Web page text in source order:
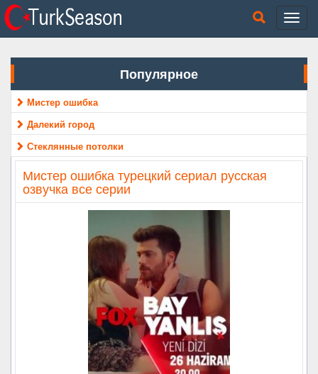
Популярное
Мистер ошибка
Далекий город
Стеклянные потолки
Мистер ошибка турецкий сериал русская
озвучка все серии